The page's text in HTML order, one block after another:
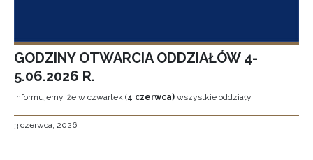
GODZINY OTWARCIA ODDZIAŁÓW 4-
5.06.2026 R.
Informujemy, że w czwartek (4 czerwca) wszystkie oddziały
3 czerwca, 2026